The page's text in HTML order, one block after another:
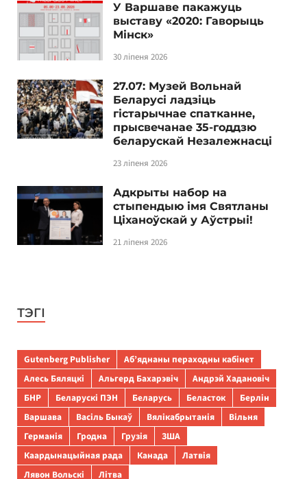
У Варшаве пакажуць
выставу «2020: Гаворыць
Мінск»
30 ліпеня 2026
27.07: Музей Вольнай
Беларусі ладзіць
гістарычнае спатканне,
прысвечанае 35-годдзю
беларускай Незалежнасці
23 ліпеня 2026
Адкрыты набор на
стыпендыю імя Святланы
Ціханоўскай у Аўстрыі!
21 ліпеня 2026
ТЭГІ
Gutenberg Publisher
Аб’яднаны пераходны кабінет
Алесь Бяляцкі
Альгерд Бахарэвіч
Андрэй Хадановіч
БНР
Беларускі ПЭН Беларусь Беласток
Берлін
Варшава
Васіль Быкаў Вялікабрытанія
Вільня
Германія
Гродна Грузія
ЗША
Каардынацыйная рада
Канада
Латвія
Лявон Вольскі
Літва